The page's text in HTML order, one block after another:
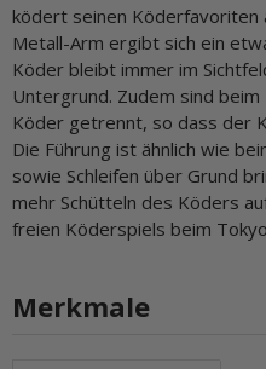
ködert seinen Köderfavoriten
Metall-Arm ergibt sich ein
Köder bleibt immer im
Untergrund. Zudem sind
Köder getrennt, so dass der
Die Führung ist ähnlich wie
sowie Schleifen über Grund
mehr Schütteln des Köders
freien Köderspiels beim
Merkmale